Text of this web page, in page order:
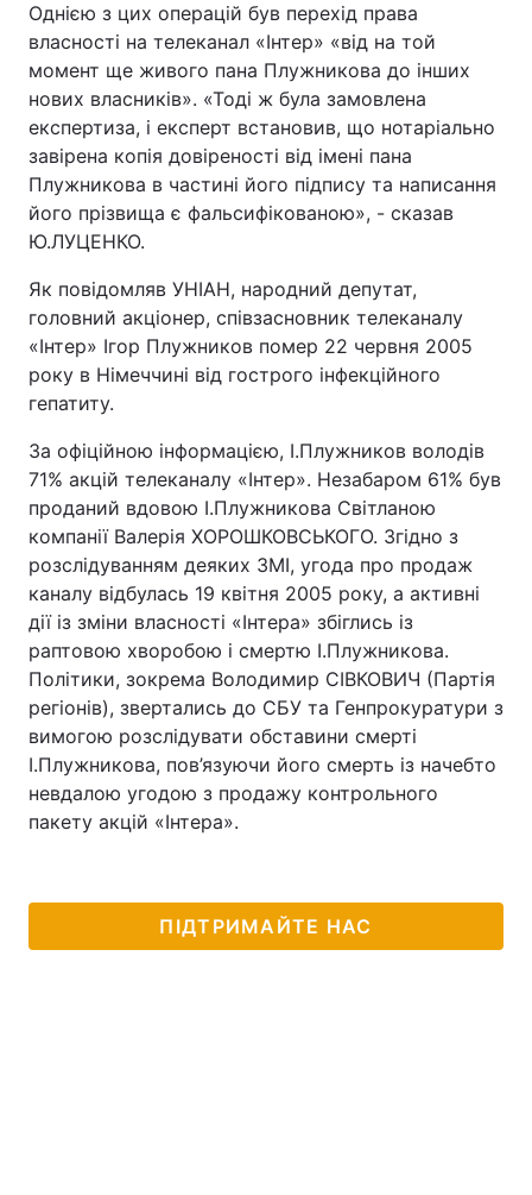
Однією з цих операцій був перехід права
власності на телеканал «Інтер» «від на той
момент ще живого пана Плужникова до інших
нових власників». «Тоді ж була замовлена
експертиза, і експерт встановив, що нотаріально
завірена копія довіреності від імені пана
Плужникова в частині його підпису та написання
його прізвища є фальсифікованою», - сказав
Ю.ЛУЦЕНКО.
Як повідомляв УНІАН, народний депутат,
головний акціонер, співзасновник телеканалу
«Інтер» Ігор Плужников помер 22 червня 2005
року в Німеччині від гострого інфекційного
гепатиту.
За офіційною інформацією, І.Плужников володів
71% акцій телеканалу «Інтер». Незабаром 61% був
проданий вдовою І.Плужникова Світланою
компанії Валерія ХОРОШКОВСЬКОГО. Згідно з
розслідуванням деяких ЗМІ, угода про продаж
каналу відбулась 19 квітня 2005 року, а активні
дії із зміни власності «Інтера» збіглись із
раптовою хворобою і смертю І.Плужникова.
Політики, зокрема Володимир СІВКОВИЧ (Партія
регіонів), звертались до СБУ та Генпрокуратури з
вимогою розслідувати обставини смерті
І.Плужникова, пов’язуючи його смерть із начебто
невдалою угодою з продажу контрольного
пакету акцій «Інтера».
ПІДТРИМАЙТЕ НАС